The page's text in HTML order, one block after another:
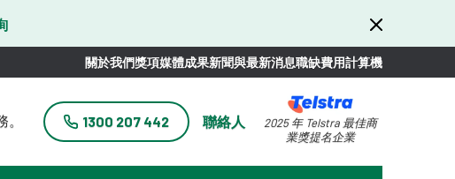
關於我們獎項媒體成果新聞與最新消息職缺費用計算機
1300 207 442 聯絡人
2025 年 Telstra 最佳商
業獎提名企業